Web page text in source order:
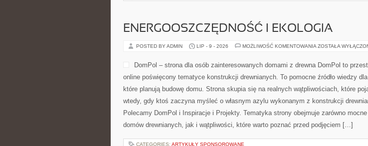
ENERGOOSZCZĘDNOŚĆ I EKOLOGIA
POSTED BY ADMIN LIP - 9 - 2026 MOŻLIWOŚĆ KOMENTOWANIA ZOSTAŁA
DomPol – strona dla osób zainteresowanych domami z drewna DomPol to
online poświęcony tematyce konstrukcji drewnianych. To pomocne źródło wiedzy
które planują budowę domu. Strona skupia się na realnych wątpliwościach, które
wtedy, gdy ktoś zaczyna myśleć o własnym azylu wykonanym z konstrukcji
Polecamy DomPol i Inspiracje i Projekty. Tematyka strony obejmuje zarówno
domów drewnianych, jak i wątpliwości, które warto poznać przed podjęciem […]
CATEGORIES: ARTYKUŁY SPONSOROWANE